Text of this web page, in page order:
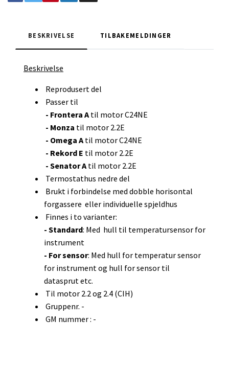
BESKRIVELSE TILBAKEMELDINGER
Beskrivelse
Reprodusert del
Passer til
- Frontera A til motor C24NE
- Monza til motor 2.2E
- Omega A til motor C24NE
- Rekord E til motor 2.2E
- Senator A til motor 2.2E
Termostathus nedre del
Brukt i forbindelse med dobble horisontal
forgassere eller individuelle spjeldhus
Finnes i to varianter:
- Standard: Med hull til temperatursensor for
instrument
- For sensor: Med hull for temperatur sensor
for instrument og hull for sensor til
datasprut etc.
Til motor 2.2 og 2.4 (CIH)
Gruppenr. -
GM nummer : -